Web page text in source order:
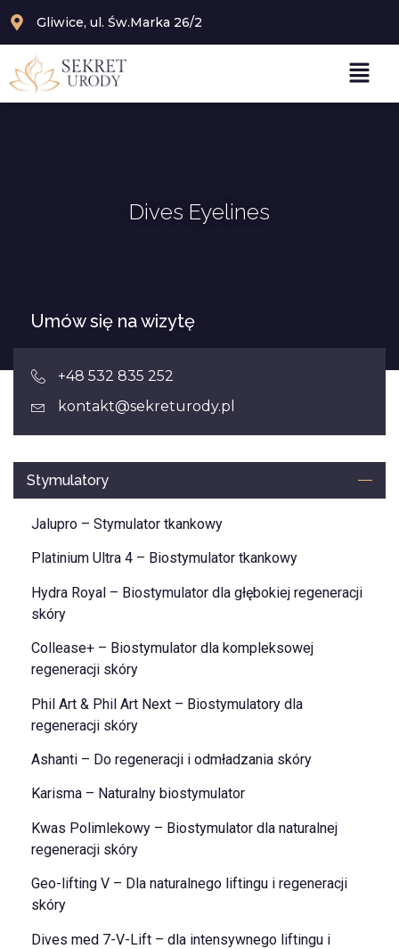
Gliwice, ul. Św.Marka 26/2
Dives Eyelines
Umów się na wizytę
+48 532 835 252
kontakt@sekreturody.pl
Stymulatory
Jalupro – Stymulator tkankowy
Platinium Ultra 4 – Biostymulator tkankowy
Hydra Royal – Biostymulator dla głębokiej regeneracji
skóry
Collease+ – Biostymulator dla kompleksowej
regeneracji skóry
Phil Art & Phil Art Next – Biostymulatory dla
regeneracji skóry
Ashanti – Do regeneracji i odmładzania skóry
Karisma – Naturalny biostymulator
Kwas Polimlekowy – Biostymulator dla naturalnej
regeneracji skóry
Geo-lifting V – Dla naturalnego liftingu i regeneracji
skóry
Dives med 7-V-Lift – dla intensywnego liftingu i